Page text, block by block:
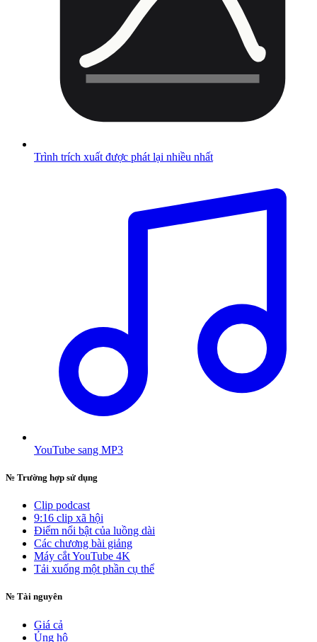
Trình trích xuất được phát lại nhiều nhất
YouTube sang MP3
№ Trường hợp sử dụng
Clip podcast
9:16 clip xã hội
Điểm nổi bật của luồng dài
Các chương bài giảng
Máy cắt YouTube 4K
Tải xuống một phần cụ thể
№ Tài nguyên
Giá cả
Ủng hộ